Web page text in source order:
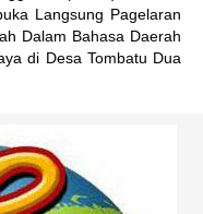
Langsung Pagelaran
Dalam Bahasa Daerah
di Desa Tombatu Dua